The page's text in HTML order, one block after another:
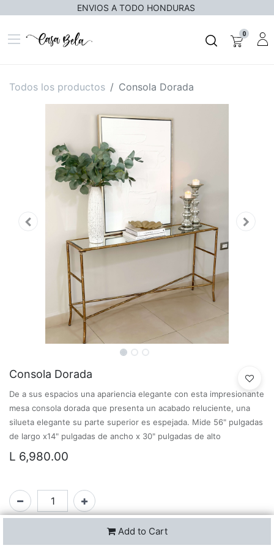
ENVIOS A TODO HONDURAS
0
Todos los productos Consola Dorada
Consola Dorada
De a sus espacios una apariencia elegante con esta impresionante
mesa consola dorada que presenta un acabado reluciente, una
silueta elegante su parte superior es espejada. Mide 56" pulgadas
de largo x14" pulgadas de ancho x 30" pulgadas de alto
L 6,980.00
Add to Cart